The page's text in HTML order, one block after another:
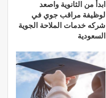
ابدأ من الثانوية واصعد
لوظيفة مراقب جوي في
شركه خدمات الملاحة الجوية
السعودية